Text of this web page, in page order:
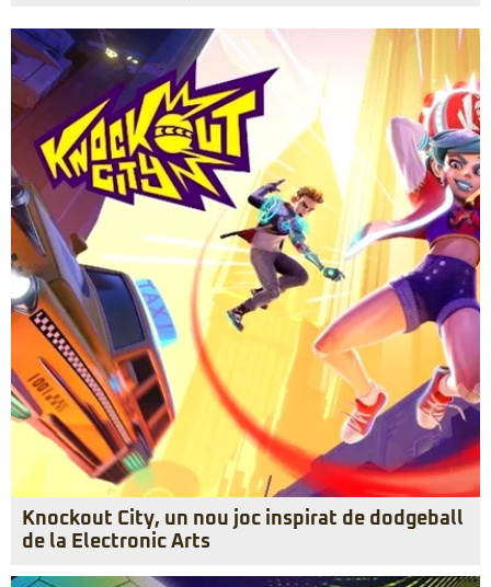
Knockout City, un nou joc inspirat de dodgeball
de la Electronic Arts